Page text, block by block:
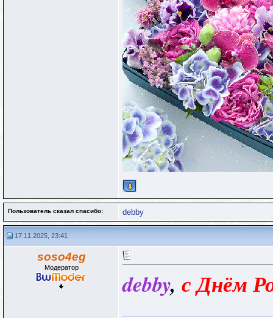
Пользователь сказал cпасибо: debby
17.11.2025, 23:41
soso4eg
Модератор
debby, с Днём